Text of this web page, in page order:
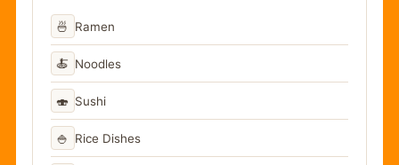
🍜 Ramen
🍝 Noodles
🍣 Sushi
🍚 Rice Dishes